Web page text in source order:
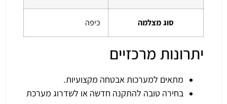
סוג מצלמה כיפה
יתרונות מרכזיים
מתאים למערכות אבטחה מקצועיות.
בחירה טובה להתקנה חדשה או לשדרוג מערכת